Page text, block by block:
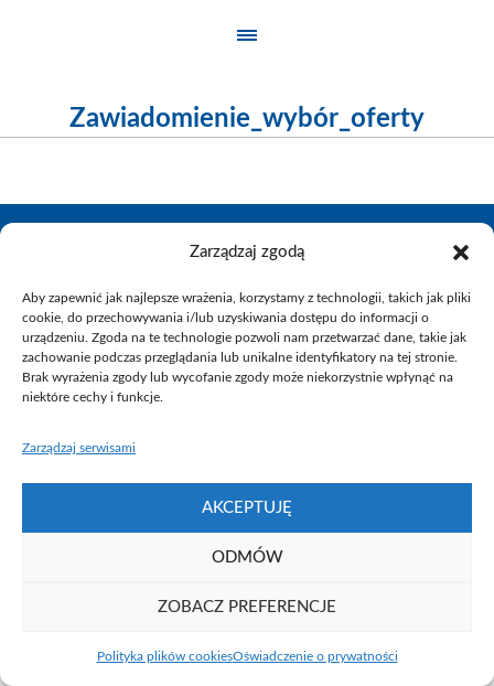
Zarządzaj zgodą
Aby zapewnić jak najlepsze wrażenia, korzystamy z technologii, takich jak pliki
cookie, do przechowywania i/lub uzyskiwania dostępu do informacji o
urządzeniu. Zgoda na te technologie pozwoli nam przetwarzać dane, takie jak
zachowanie podczas przeglądania lub unikalne identyfikatory na tej stronie.
Brak wyrażenia zgody lub wycofanie zgody może niekorzystnie wpłynąć na
niektóre cechy i funkcje.
Zarządzaj serwisami
AKCEPTUJĘ
ODMÓW
ZOBACZ PREFERENCJE
Polityka plików cookiesOświadczenie o prywatności
Zawiadomienie_wybór_oferty
Fundacja UAM ⓒ 2021